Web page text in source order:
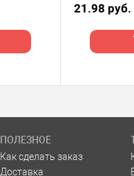
21.98 руб.
ПОЛЕЗНОЕ
Как сделать заказ
Доставка